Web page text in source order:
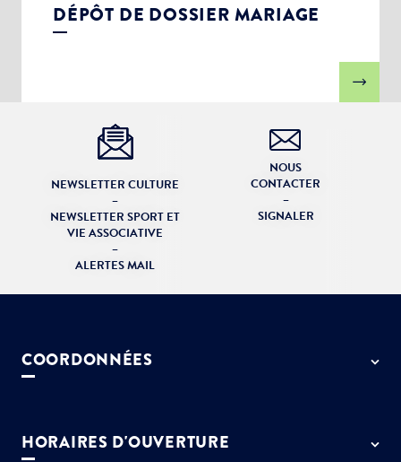
DÉPÔT DE DOSSIER MARIAGE
NEWSLETTER CULTURE
–
NEWSLETTER SPORT ET
VIE ASSOCIATIVE
–
ALERTES MAIL
NOUS
CONTACTER
–
SIGNALER
COORDONNÉES
01 64 13 55 55
HORAIRES D'OUVERTURE